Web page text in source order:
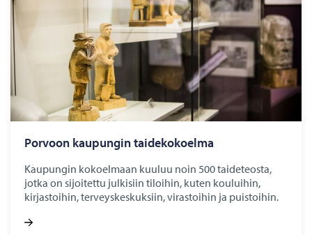
Por­voon kau­pun­gin tai­de­ko­koel­ma
Kaupungin kokoelmaan kuuluu noin 500 taideteosta,
jotka on sijoitettu julkisiin tiloihin, kuten kouluihin,
kirjastoihin, terveyskeskuksiin, virastoihin ja puistoihin.